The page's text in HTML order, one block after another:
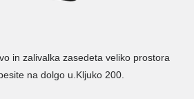
in zalivalka zasedeta veliko prostora
na dolgo u.Kljuko 200.